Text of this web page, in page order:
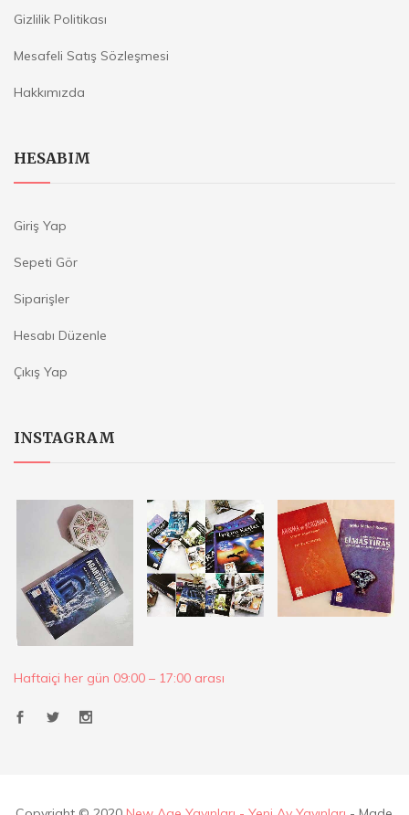
Gizlilik Politikası
Mesafeli Satış Sözleşmesi
Hakkımızda
HESABIM
Giriş Yap
Sepeti Gör
Siparişler
Hesabı Düzenle
Çıkış Yap
INSTAGRAM
Haftaiçi her gün 09:00 – 17:00 arası